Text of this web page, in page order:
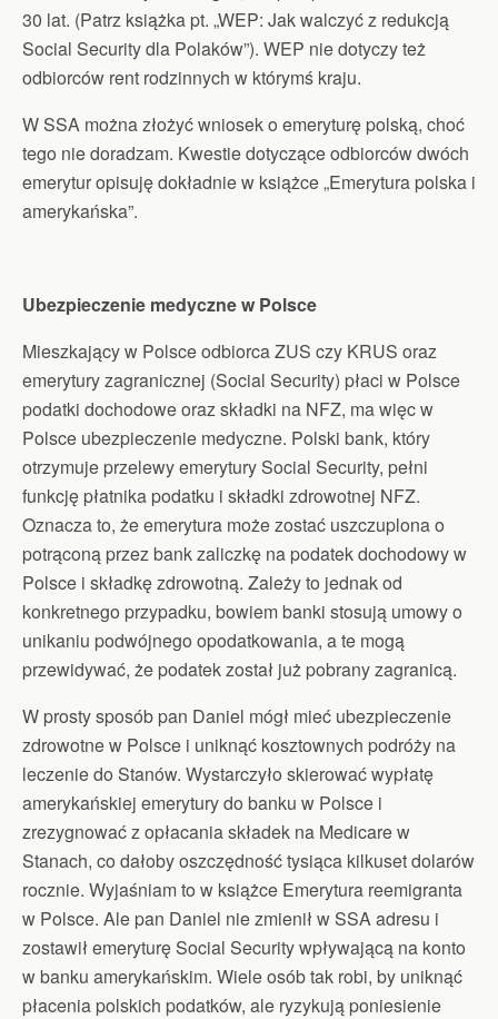
30 lat. (Patrz książka pt. „WEP: Jak walczyć z redukcją
Social Security dla Polaków”). WEP nie dotyczy też
odbiorców rent rodzinnych w którymś kraju.
W SSA można złożyć wniosek o emeryturę polską, choć
tego nie doradzam. Kwestie dotyczące odbiorców dwóch
emerytur opisuję dokładnie w książce „Emerytura polska i
amerykańska”.
Ubezpieczenie medyczne w Polsce
Mieszkający w Polsce odbiorca ZUS czy KRUS oraz
emerytury zagranicznej (Social Security) płaci w Polsce
podatki dochodowe oraz składki na NFZ, ma więc w
Polsce ubezpieczenie medyczne. Polski bank, który
otrzymuje przelewy emerytury Social Security, pełni
funkcję płatnika podatku i składki zdrowotnej NFZ.
Oznacza to, że emerytura może zostać uszczuplona o
potrąconą przez bank zaliczkę na podatek dochodowy w
Polsce i składkę zdrowotną. Zależy to jednak od
konkretnego przypadku, bowiem banki stosują umowy o
unikaniu podwójnego opodatkowania, a te mogą
przewidywać, że podatek został już pobrany zagranicą.
W prosty sposób pan Daniel mógł mieć ubezpieczenie
zdrowotne w Polsce i uniknąć kosztownych podróży na
leczenie do Stanów. Wystarczyło skierować wypłatę
amerykańskiej emerytury do banku w Polsce i
zrezygnować z opłacania składek na Medicare w
Stanach, co dałoby oszczędność tysiąca kilkuset dolarów
rocznie. Wyjaśniam to w książce Emerytura reemigranta
w Polsce. Ale pan Daniel nie zmienił w SSA adresu i
zostawił emeryturę Social Security wpływającą na konto
w banku amerykańskim. Wiele osób tak robi, by uniknąć
płacenia polskich podatków, ale ryzykują poniesienie